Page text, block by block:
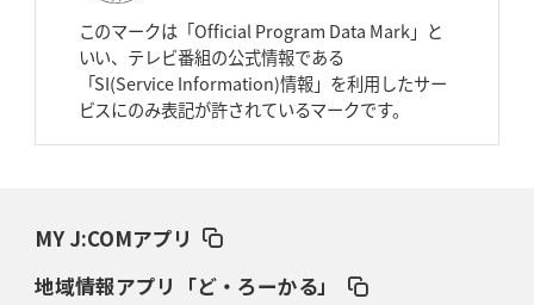
2026年3月26日(木)更新
AZ-COM丸和、リーグワンへ参入決定 「フィールド丸ごと計測機器」の
ダイナボアーズ、“逆輸入SO”三宅駿
「ニュージーランドのフレア（閃
このマークは「Official Program Data Mark」と
いい、テレビ番組の公式情報である
「SI(Service Information)情報」を利用したサー
ビスにのみ表記が許されているマークです。
MY J:COMアプリ
地域情報アプリ「ど・ろーかる」